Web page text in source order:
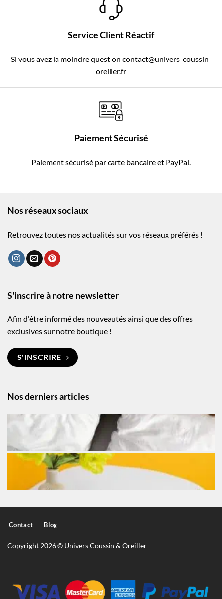
Service Client Réactif
Si vous avez la moindre question contact@univers-coussin-
oreiller.fr
Paiement Sécurisé
Paiement sécurisé par carte bancaire et PayPal.
Nos réseaux sociaux
Retrouvez toutes nos actualités sur vos réseaux préférés !
Nos derniers articles
S'inscrire à notre newsletter
Afin d'être informé des nouveautés ainsi que des offres
exclusives sur notre boutique !
S'INSCRIRE
Contact Blog
Copyright 2026 © Univers Coussin & Oreiller